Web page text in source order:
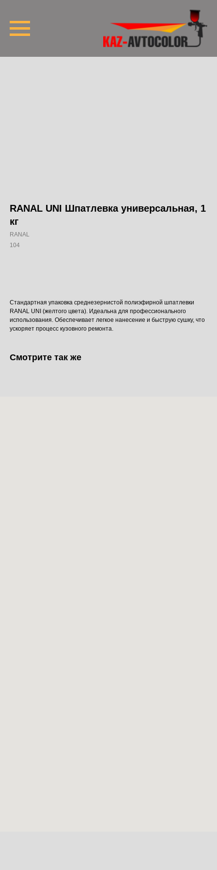
RANAL UNI Шпатлевка универсальная, 1
кг
RANAL
104
Стандартная упаковка среднезернистой полиэфирной шпатлевки
RANAL UNI (желтого цвета). Идеальна для профессионального
использования. Обеспечивает легкое нанесение и быструю сушку, что
ускоряет процесс кузовного ремонта.
Смотрите так же